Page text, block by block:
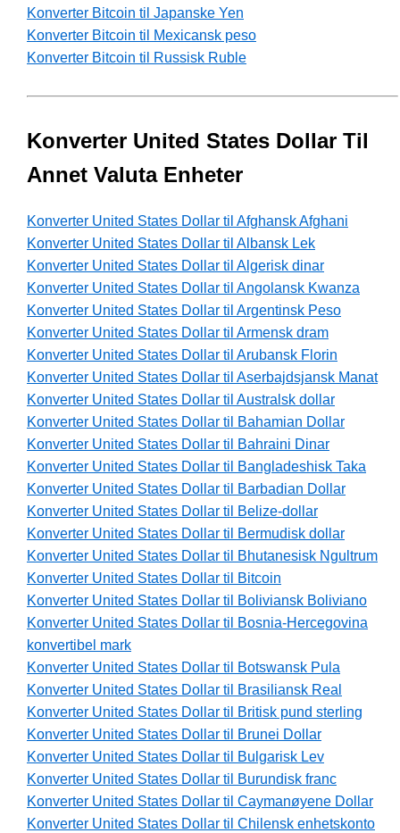
Konverter Bitcoin til Japanske Yen
Konverter Bitcoin til Mexicansk peso
Konverter Bitcoin til Russisk Ruble
Konverter United States Dollar Til
Annet Valuta Enheter
Konverter United States Dollar til Afghansk Afghani
Konverter United States Dollar til Albansk Lek
Konverter United States Dollar til Algerisk dinar
Konverter United States Dollar til Angolansk Kwanza
Konverter United States Dollar til Argentinsk Peso
Konverter United States Dollar til Armensk dram
Konverter United States Dollar til Arubansk Florin
Konverter United States Dollar til Aserbajdsjansk Manat
Konverter United States Dollar til Australsk dollar
Konverter United States Dollar til Bahamian Dollar
Konverter United States Dollar til Bahraini Dinar
Konverter United States Dollar til Bangladeshisk Taka
Konverter United States Dollar til Barbadian Dollar
Konverter United States Dollar til Belize-dollar
Konverter United States Dollar til Bermudisk dollar
Konverter United States Dollar til Bhutanesisk Ngultrum
Konverter United States Dollar til Bitcoin
Konverter United States Dollar til Boliviansk Boliviano
Konverter United States Dollar til Bosnia-Hercegovina
konvertibel mark
Konverter United States Dollar til Botswansk Pula
Konverter United States Dollar til Brasiliansk Real
Konverter United States Dollar til Britisk pund sterling
Konverter United States Dollar til Brunei Dollar
Konverter United States Dollar til Bulgarisk Lev
Konverter United States Dollar til Burundisk franc
Konverter United States Dollar til Caymanøyene Dollar
Konverter United States Dollar til Chilensk enhetskonto